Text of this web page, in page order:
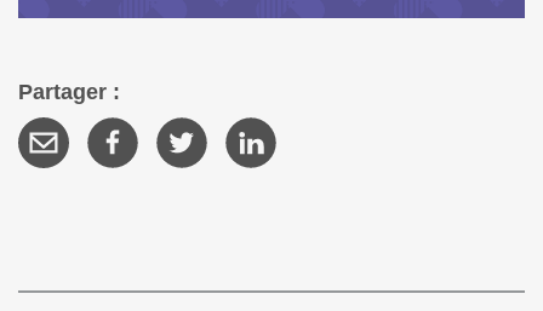
Partager :